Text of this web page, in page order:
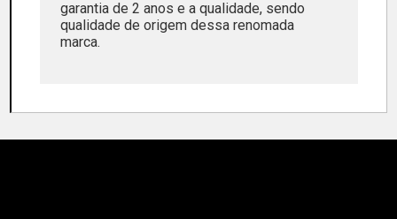
garantia de 2 anos e a qualidade, sendo
qualidade de origem dessa renomada
marca.